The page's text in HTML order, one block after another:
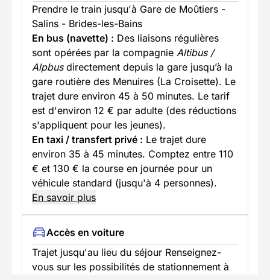
Prendre le train jusqu'à Gare de Moûtiers -
Salins - Brides-les-Bains
En bus (navette) : Des liaisons régulières
sont opérées par la compagnie Altibus /
Alpbusdirectement depuis la gare jusqu’à la
gare routière des Menuires (La Croisette). Le
trajet dure environ 45 à 50 minutes. Le tarif
est d'environ 12 € par adulte (des réductions
s'appliquent pour les jeunes).
En taxi / transfert privé : Le trajet dure
environ 35 à 45 minutes. Comptez entre 110
€ et 130 € la course en journée pour un
véhicule standard (jusqu'à 4 personnes).
En savoir plus
Accès en voiture
Trajet jusqu'au lieu du séjour Renseignez-
vous sur les possibilités de stationnement à